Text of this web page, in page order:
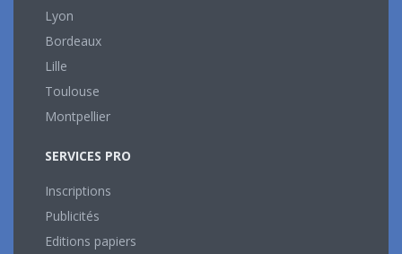
Lyon
Bordeaux
Lille
Toulouse
Montpellier
SERVICES PRO
Inscriptions
Publicités
Editions papiers